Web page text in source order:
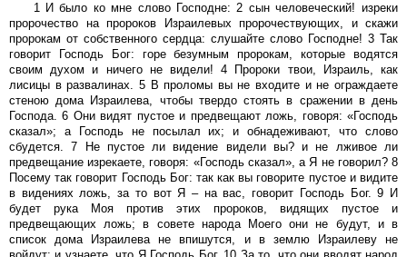
1 И было ко мне слово Господне: 2 сын человеческий! изреки
пророчество на пророков Израилевых пророчествующих, и скажи
пророкам от собственного сердца: слушайте слово Господне! 3 Так
говорит Господь Бог: горе безумным пророкам, которые водятся
своим духом и ничего не видели! 4 Пророки твои, Израиль, как
лисицы в развалинах. 5 В проломы вы не входите и не ограждаете
стеною дома Израилева, чтобы твердо стоять в сражении в день
Господа. 6 Они видят пустое и предвещают ложь, говоря: «Господь
сказал»; а Господь не посылал их; и обнадеживают, что слово
сбудется. 7 Не пустое ли видение видели вы? и не лживое ли
предвещание изрекаете, говоря: «Господь сказал», а Я не говорил? 8
Посему так говорит Господь Бог: так как вы говорите пустое и видите
в видениях ложь, за то вот Я – на вас, говорит Господь Бог. 9 И
будет рука Моя против этих пророков, видящих пустое и
предвещающих ложь; в совете народа Моего они не будут, и в
список дома Израилева не впишутся, и в землю Израилеву не